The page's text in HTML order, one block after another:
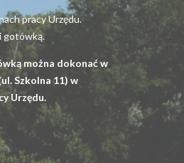
pracy Urzędu.
gotówką.
można dokonać w
Szkolna 11) w
Urzędu.